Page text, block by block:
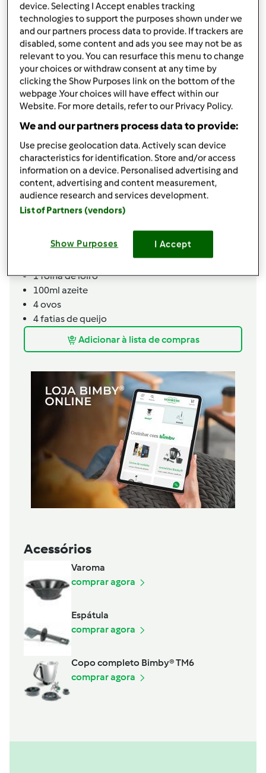
Ingredientes
500gcarne picada de vaca
15gsementes de linhaça
20gde soja granulado
sementes de sésamo
10gflor de sal
1,5mlágua
100gcebola
7dentes de alhos
15ml molho inglês
2
malaguetas vermelhas
grande
Limão (Sumo),pequeno
fresca
1folha de loiro
100ml azeite
4ovos
4fatias de queijo
Adicionar à lista de compras
Acessórios
Varoma
comprar agora
Espátula
comprar agora
Copo completo Bimby® TM6
comprar agora
device. Selecting I Accept enables tracking
technologies to support the purposes shown under we
and our partners process data to provide. If trackers are
disabled, some content and ads you see may not be as
relevant to you. You can resurface this menu to change
your choices or withdraw consent at any time by
clicking the Show Purposes link on the bottom of the
webpage .Your choices will have effect within our
Website. For more details, refer to our Privacy Policy.
We and our partners process data to provide:
Use precise geolocation data. Actively scan device
characteristics for identification. Store and/or access
information on a device. Personalised advertising and
content, advertising and content measurement,
audience research and services development.
List of Partners (vendors)
Show Purposes I Accept